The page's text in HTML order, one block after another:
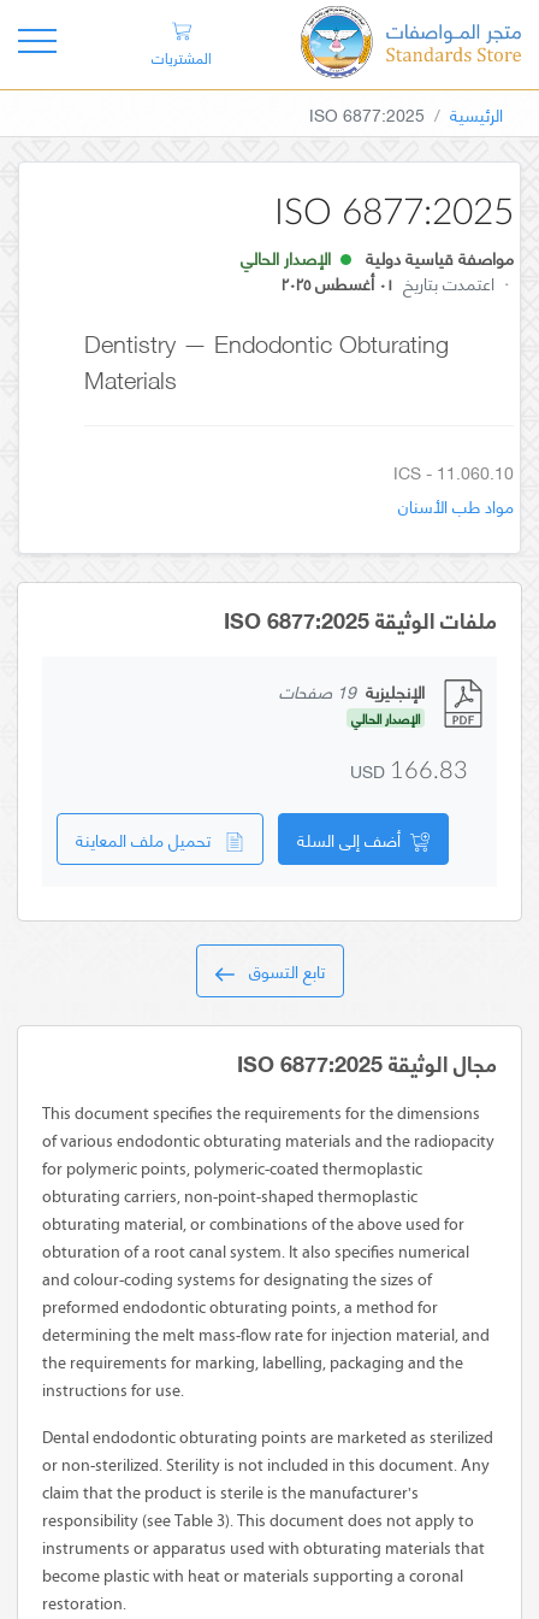
المشتريات
الرئيسية ISO 6877:2025
ISO 6877:2025
مواصفة قياسية دولية
الإصدار الحالي
· اعتمدت بتاريخ ٠١ أغسطس ٢٠٢٥
Dentistry — Endodontic Obturating
Materials
ICS - 11.060.10
مواد طب الأسنان
ملفات الوثيقة ISO 6877:2025
الإنجليزية 19 صفحات
الإصدار الحالي
USD 166.83
أضف إلى السلة تحميل ملف المعاينة
تابع التسوق
مجال الوثيقة ISO 6877:2025
This document specifies the requirements for the dimensions
of various endodontic obturating materials and the radiopacity
for polymeric points, polymeric-coated thermoplastic
obturating carriers, non-point-shaped thermoplastic
obturating material, or combinations of the above used for
obturation of a root canal system. It also specifies numerical
and colour-coding systems for designating the sizes of
preformed endodontic obturating points, a method for
determining the melt mass-flow rate for injection material, and
the requirements for marking, labelling, packaging and the
instructions for use.
Dental endodontic obturating points are marketed as sterilized
or non-sterilized. Sterility is not included in this document. Any
claim that the product is sterile is the manufacturer's
responsibility (see Table 3). This document does not apply to
instruments or apparatus used with obturating materials that
become plastic with heat or materials supporting a coronal
restoration.